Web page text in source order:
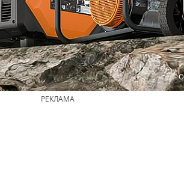
РЕКЛАМА